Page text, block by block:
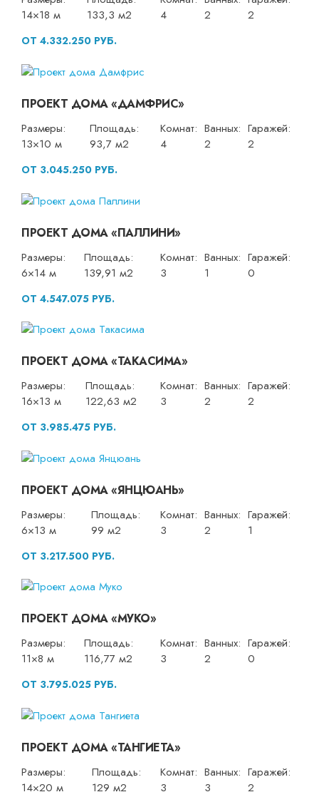
14×18 м
133,3 м2
4
2
2
ОТ 4.332.250 РУБ.
ПРОЕКТ ДОМА «ДАМФРИС»
Размеры:
13×10 м
Площадь:
93,7 м2
Комнат:
4
Ванных:
2
Гаражей:
2
ОТ 3.045.250 РУБ.
ПРОЕКТ ДОМА «ПАЛЛИНИ»
Размеры:
6×14 м
Площадь:
139,91 м2
Комнат:
3
Ванных:
1
Гаражей:
0
ОТ 4.547.075 РУБ.
ПРОЕКТ ДОМА «ТАКАСИМА»
Размеры:
16×13 м
Площадь:
122,63 м2
Комнат:
3
Ванных:
2
Гаражей:
2
ОТ 3.985.475 РУБ.
ПРОЕКТ ДОМА «ЯНЦЮАНЬ»
Размеры:
6×13 м
Площадь:
99 м2
Комнат:
3
Ванных:
2
Гаражей:
1
ОТ 3.217.500 РУБ.
ПРОЕКТ ДОМА «МУКО»
Размеры:
11×8 м
Площадь:
116,77 м2
Комнат:
3
Ванных:
2
Гаражей:
0
ОТ 3.795.025 РУБ.
ПРОЕКТ ДОМА «ТАНГИЕТА»
Размеры:
14×20 м
Площадь:
129 м2
Комнат:
3
Ванных:
3
Гаражей:
2